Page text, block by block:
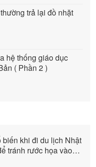
trả lại đồ nhặt
hệ thống giáo dục
( Phần 2 )
khi đi du lịch Nhật
tránh rước họa vào